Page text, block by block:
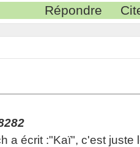
Répondre
a écrit :"Kaï", c'est juste